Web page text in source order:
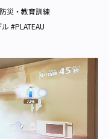
防災・教育訓練
#PLATEAU